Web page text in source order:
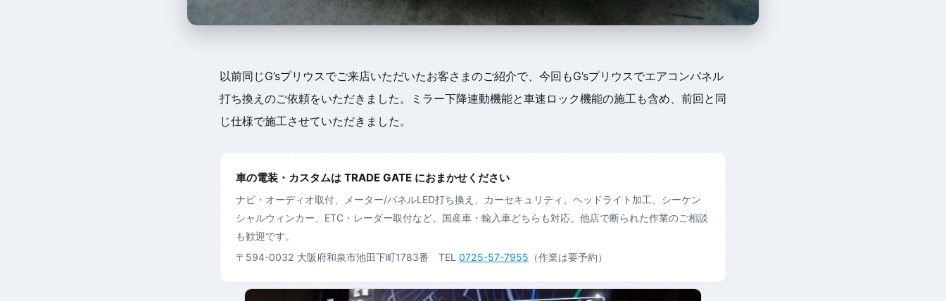
以前同じG’sプリウスでご来店いただいたお客さまのご紹介で、今回もG’sプリウスでエアコンパネル
打ち換えのご依頼をいただきました。ミラー下降連動機能と車速ロック機能の施工も含め、前回と同
じ仕様で施工させていただきました。
車の電装・カスタムは TRADE GATE におまかせください
ナビ・オーディオ取付、メーター/パネルLED打ち換え、カーセキュリティ、ヘッドライト加工、シーケン
シャルウィンカー、ETC・レーダー取付など。国産車・輸入車どちらも対応、他店で断られた作業のご相談
も歓迎です。
〒594-0032 大阪府和泉市池田下町1783番 TEL 0725-57-7955 （作業は要予約）